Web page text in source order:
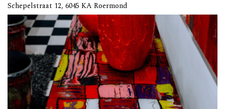
Schepelstraat 12, 6045 KA Roermond